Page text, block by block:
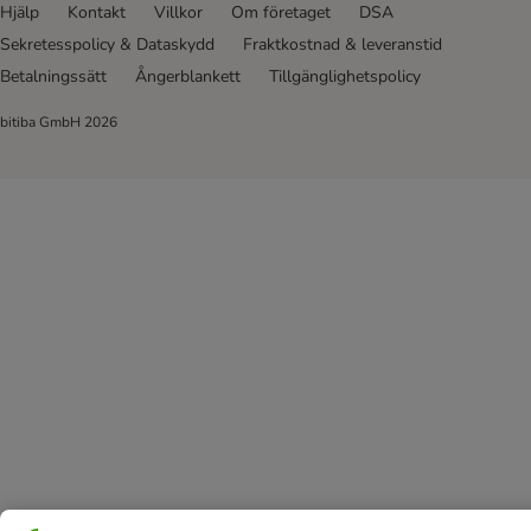
Hjälp Kontakt Villkor Om företaget
DSA
Sekretesspolicy & Dataskydd
Fraktkostnad & leveranstid
Betalningssätt
Ångerblankett Tillgänglighetspolicy
bitiba GmbH 2026